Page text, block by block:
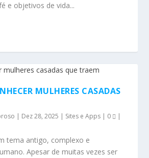
e objetivos de vida...
MULHERES CASADAS
| Dez 28, 2025 | Sites e Apps | 0 |
tema antigo, complexo e
Apesar de muitas vezes ser